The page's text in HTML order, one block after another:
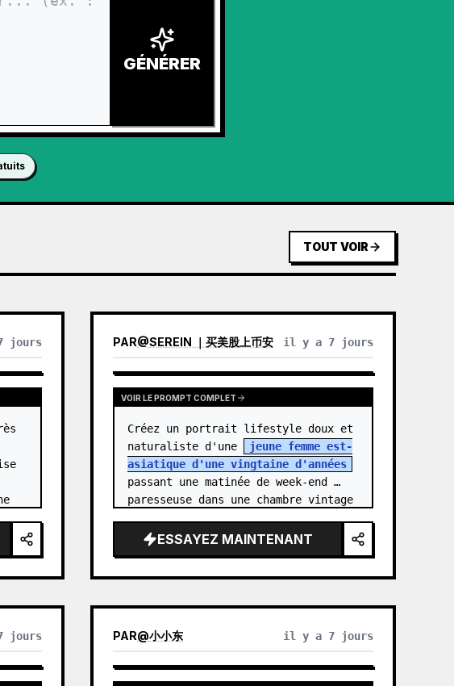
GÉNÉRER
TOUT VOIR
jours PAR@SEREIN ｜买美股上币安 il y a 7 jours
VOIR LE PROMPT COMPLET
Créez un portrait lifestyle doux et
naturaliste d'une
jeune femme est-
asiatique d'une vingtaine d'années
passant une matinée de week-end
paresseuse dans une chambre vintage
centre…ESSAYEZ MAINTENANT
jours PAR@小小东 il y a 7 jours